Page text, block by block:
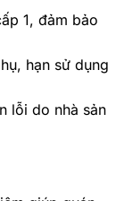
1, đảm bảo
hạn sử dụng
lỗi do nhà sản